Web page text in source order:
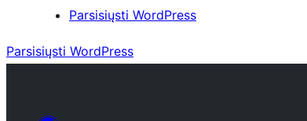
Parsisiųsti WordPress
Parsisiųsti WordPress